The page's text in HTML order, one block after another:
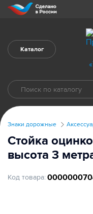
Каталог
Знаки дорожные
Стойка
высота 3
Код товара: